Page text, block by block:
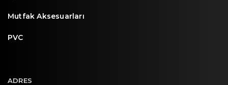
Mutfak Aksesuarları
PVC
ADRES